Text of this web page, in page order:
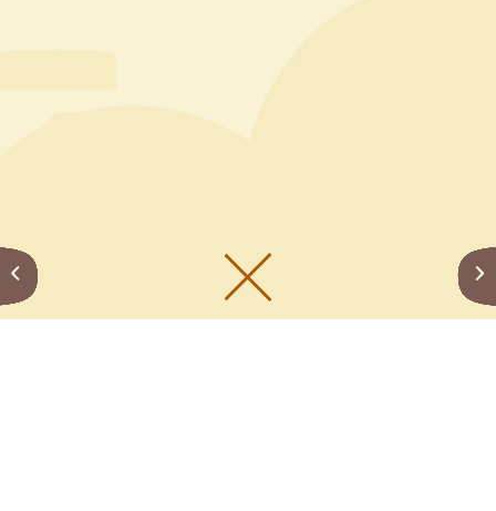
メニューをひらく
公式SNS一覧